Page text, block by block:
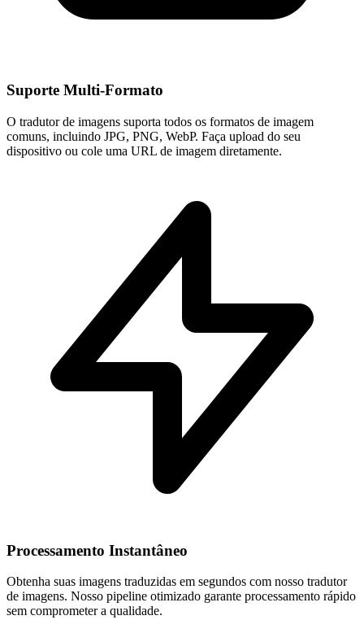
Suporte Multi-Formato
O tradutor de imagens suporta todos os formatos de imagem
comuns, incluindo JPG, PNG, WebP. Faça upload do seu
dispositivo ou cole uma URL de imagem diretamente.
Processamento Instantâneo
Obtenha suas imagens traduzidas em segundos com nosso tradutor
de imagens. Nosso pipeline otimizado garante processamento rápido
sem comprometer a qualidade.